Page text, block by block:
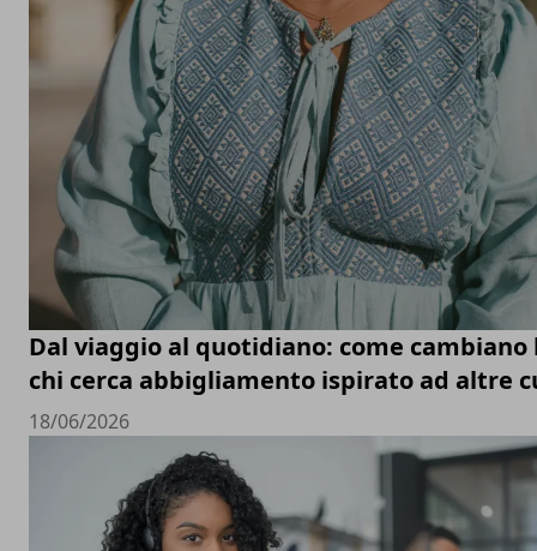
Dal viaggio al quotidiano: come cambiano
chi cerca abbigliamento ispirato ad altre
18/06/2026